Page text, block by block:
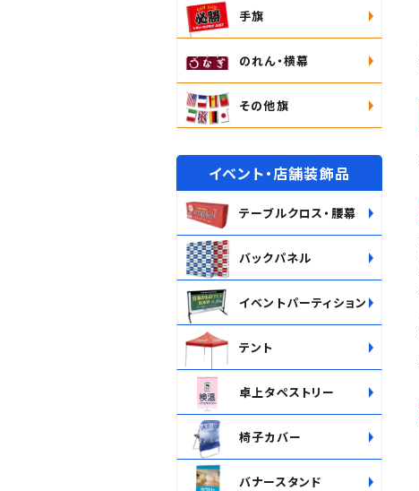
手旗
のれん・横幕
その他旗
イベント・店舗装飾品
テーブルクロス・腰幕
バックパネル
イベントパーティション
テント
卓上タペストリー
椅子カバー
バナースタンド